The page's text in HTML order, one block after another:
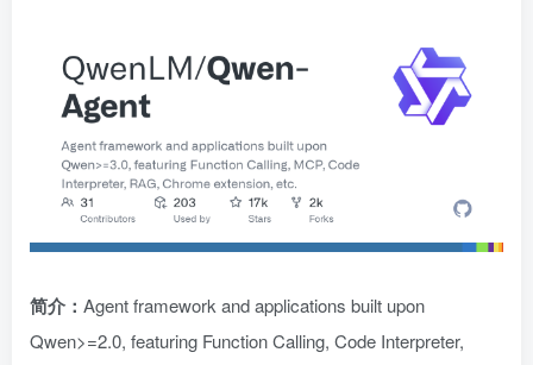
简介： Agent framework and applications built upon
Qwen>=2.0, featuring Function Calling, Code Interpreter,